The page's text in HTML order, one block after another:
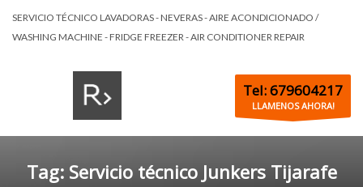
SERVICIO TÉCNICO LAVADORAS - NEVERAS - AIRE ACONDICIONADO /
WASHING MACHINE - FRIDGE FREEZER - AIR CONDITIONER REPAIR
Tel: 679604217
LLAMENOS AHORA!
Tag: Servicio técnico Junkers Tijarafe